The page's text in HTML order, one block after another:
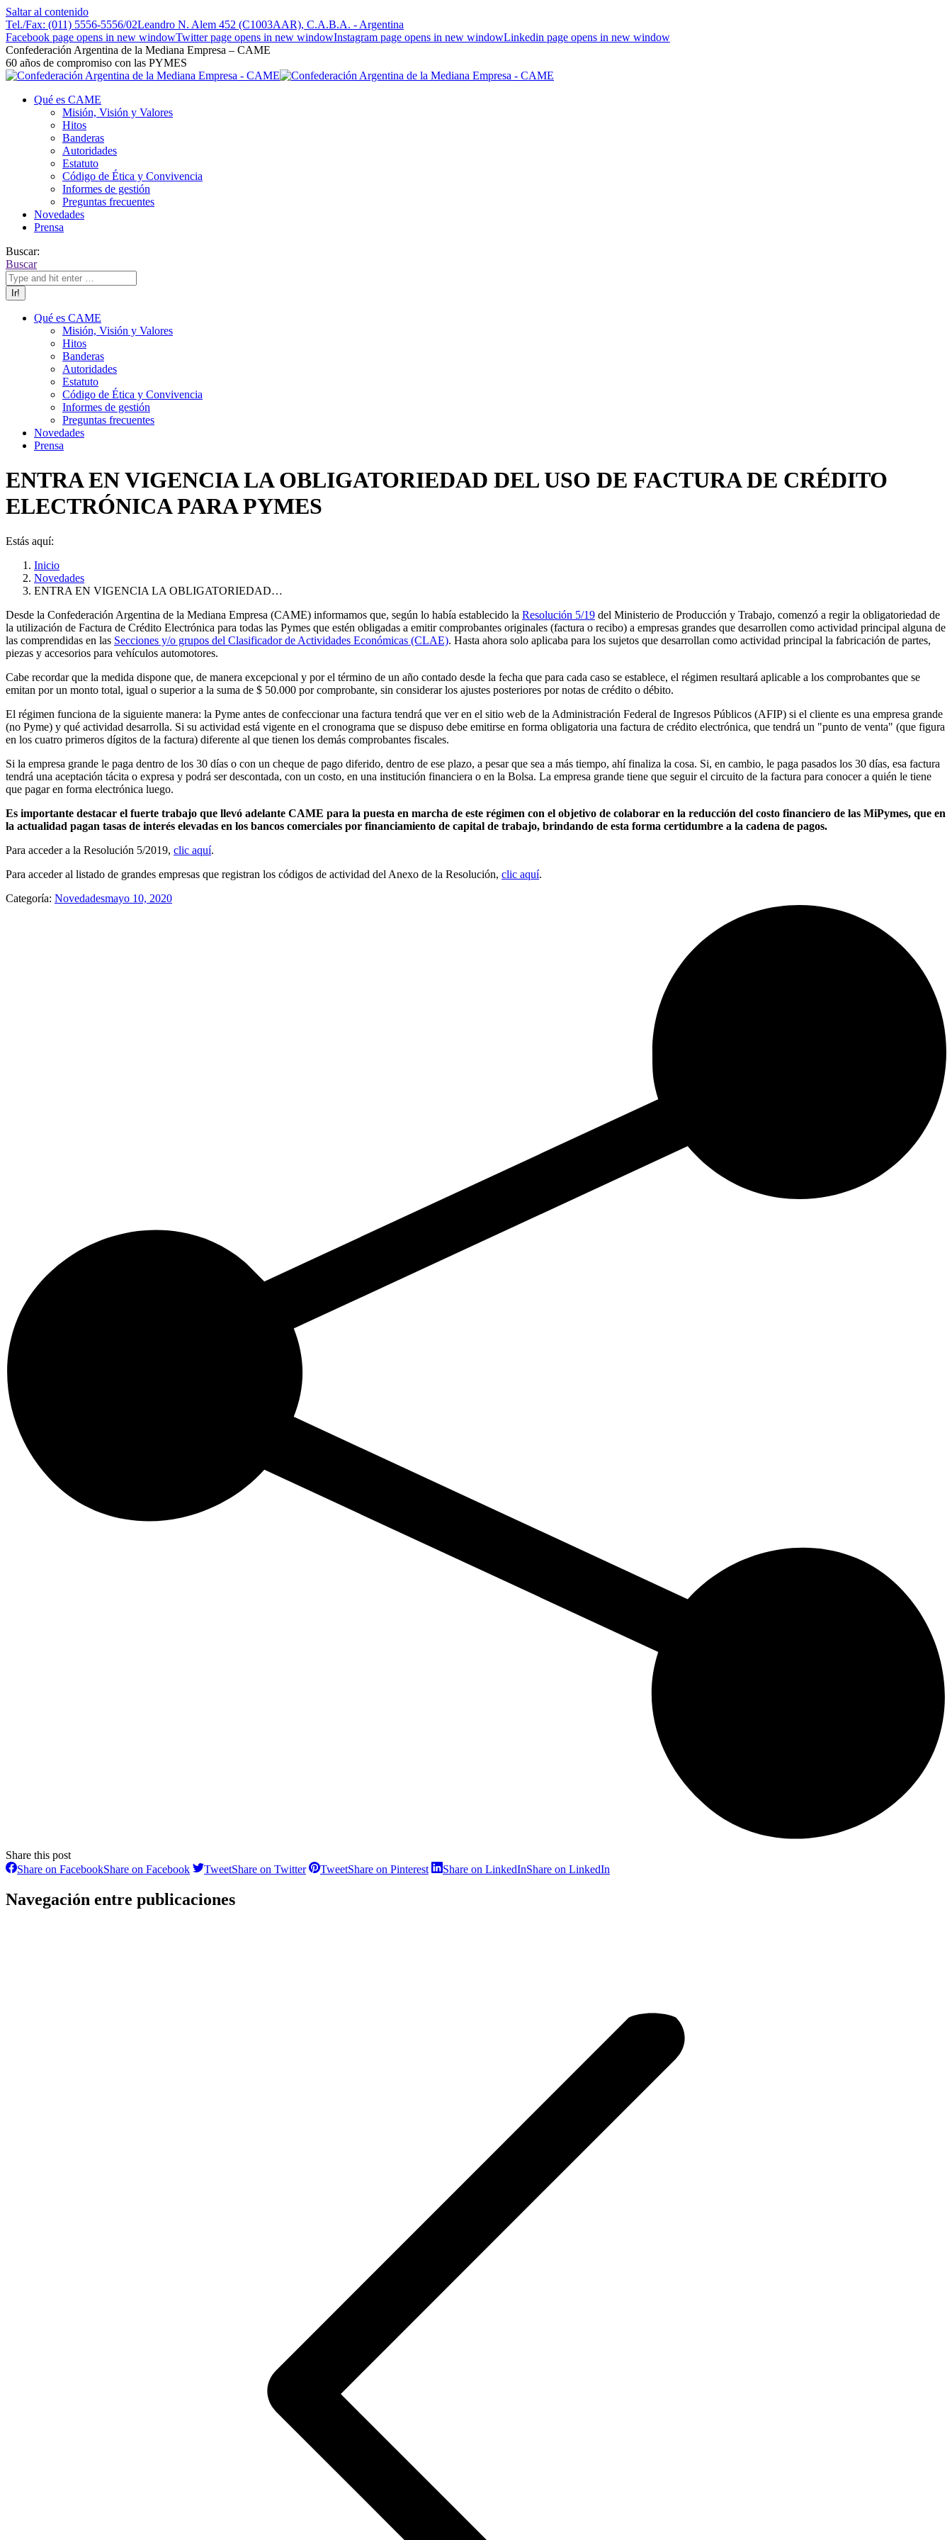
Saltar al contenido
Tel./Fax: (011) 5556-5556/02Leandro N. Alem 452 (C1003AAR), C.A.B.A. - Argentina
Facebook page opens in new windowTwitter page opens in new windowInstagram page opens in new windowLinkedin page opens in new window
Confederación Argentina de la Mediana Empresa – CAME
60 años de compromiso con las PYMES
Qué es CAME
Misión, Visión y Valores
Hitos
Banderas
Autoridades
Estatuto
Código de Ética y Convivencia
Informes de gestión
Preguntas frecuentes
Novedades
Prensa
Buscar:
Buscar
Qué es CAME
Misión, Visión y Valores
Hitos
Banderas
Autoridades
Estatuto
Código de Ética y Convivencia
Informes de gestión
Preguntas frecuentes
Novedades
Prensa
ENTRA EN VIGENCIA LA OBLIGATORIEDAD DEL USO DE FACTURA DE CRÉDITO
ELECTRÓNICA PARA PYMES
Estás aquí:
Inicio
Novedades
ENTRA EN VIGENCIA LA OBLIGATORIEDAD…
Desde la Confederación Argentina de la Mediana Empresa (CAME) informamos que, según lo había establecido la Resolución 5/19 del Ministerio de Producción y Trabajo, comenzó a regir la obligatoriedad de
la utilización de Factura de Crédito Electrónica para todas las Pymes que estén obligadas a emitir comprobantes originales (factura o recibo) a empresas grandes que desarrollen como actividad principal alguna de
las comprendidas en las Secciones y/o grupos del Clasificador de Actividades Económicas (CLAE). Hasta ahora solo aplicaba para los sujetos que desarrollan como actividad principal la fabricación de partes,
piezas y accesorios para vehículos automotores.
Cabe recordar que la medida dispone que, de manera excepcional y por el término de un año contado desde la fecha que para cada caso se establece, el régimen resultará aplicable a los comprobantes que se
emitan por un monto total, igual o superior a la suma de $ 50.000 por comprobante, sin considerar los ajustes posteriores por notas de crédito o débito.
El régimen funciona de la siguiente manera: la Pyme antes de confeccionar una factura tendrá que ver en el sitio web de la Administración Federal de Ingresos Públicos (AFIP) si el cliente es una empresa grande
(no Pyme) y qué actividad desarrolla. Si su actividad está vigente en el cronograma que se dispuso debe emitirse en forma obligatoria una factura de crédito electrónica, que tendrá un "punto de venta" (que figura
en los cuatro primeros dígitos de la factura) diferente al que tienen los demás comprobantes fiscales.
Si la empresa grande le paga dentro de los 30 días o con un cheque de pago diferido, dentro de ese plazo, a pesar que sea a más tiempo, ahí finaliza la cosa. Si, en cambio, le paga pasados los 30 días, esa factura
tendrá una aceptación tácita o expresa y podrá ser descontada, con un costo, en una institución financiera o en la Bolsa. La empresa grande tiene que seguir el circuito de la factura para conocer a quién le tiene
que pagar en forma electrónica luego.
Es importante destacar el fuerte trabajo que llevó adelante CAME para la puesta en marcha de este régimen con el objetivo de colaborar en la reducción del costo financiero de las MiPymes, que en
la actualidad pagan tasas de interés elevadas en los bancos comerciales por financiamiento de capital de trabajo, brindando de esta forma certidumbre a la cadena de pagos.
Para acceder a la Resolución 5/2019, clic aquí.
Para acceder al listado de grandes empresas que registran los códigos de actividad del Anexo de la Resolución, clic aquí.
Categoría: Novedadesmayo 10, 2020
Share this post
Share on FacebookShare on Facebook TweetShare on Twitter TweetShare on Pinterest Share on LinkedInShare on LinkedIn
Navegación entre publicaciones